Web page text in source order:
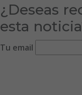
¿Deseas
esta
Tu email